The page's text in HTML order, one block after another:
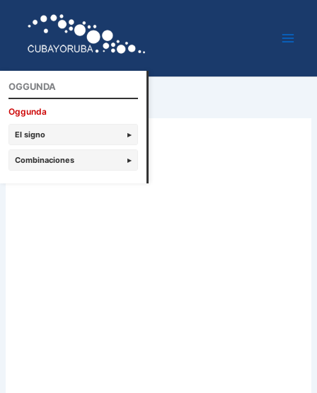
contenido
OGGUNDA
Oggunda
El signo ▸
Combinaciones ▸